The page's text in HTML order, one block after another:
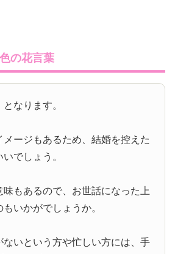
の花言葉
となります。
メージもあるため、結婚を控えた
でしょう。
味もあるので、お世話になった上
いかがでしょうか。
ないという方や忙しい方には、手